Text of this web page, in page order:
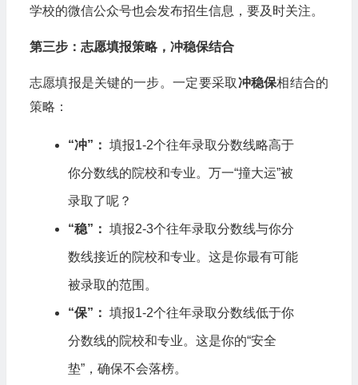
学校的微信公众号也会发布招生信息，要及时关注。
第三步：志愿填报策略，冲稳保结合
志愿填报是关键的一步。一定要采取冲稳保相结合的
策略：
“冲”： 填报1-2个往年录取分数线略高于
你分数线的院校和专业。万一“撞大运”被
录取了呢？
“稳”： 填报2-3个往年录取分数线与你分
数线接近的院校和专业。这是你最有可能
被录取的范围。
“保”： 填报1-2个往年录取分数线低于你
分数线的院校和专业。这是你的“安全
垫”，确保不会落榜。